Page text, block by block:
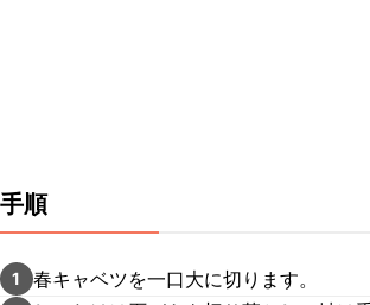
手順
1 春キャベツを一口大に切ります。